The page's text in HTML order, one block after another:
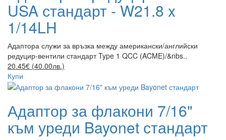
USA стандарт - W21.8 x
1/14LH
Адаптора служи за връзка между американски/английски
редуцир-вентили стандарт Type 1 QCC (ACME)/&nbs..
20.45€ (40.00лв.)
Купи
Адаптор за флакони 7/16"
към уреди Bayonet стандарт